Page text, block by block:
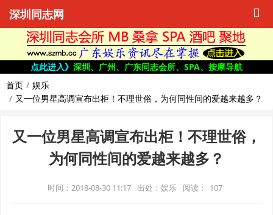
深圳同志网
点此进入》 深圳、广州、广东同志会所、SPA、按摩导航
首页
娱乐
又一位男星高调宣布出柜！不理世俗，为何同性间的爱越来越多？
又一位男星高调宣布出柜！不理世俗，
为何同性间的爱越来越多？
时间：2018-08-30 11:17 出处：娱乐 阅读： 107